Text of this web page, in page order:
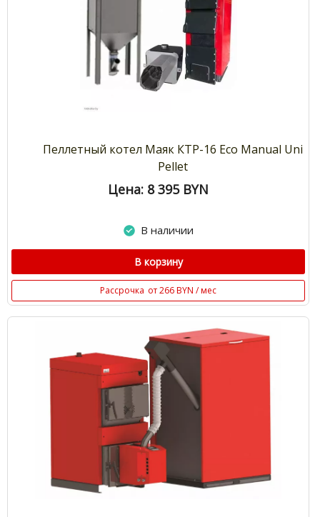
Пеллетный котел Маяк КТР-16 Eco Manual Uni
Pellet
Цена: 8 395 BYN
В наличии
В корзину
Рассрочка от 266 BYN / мес